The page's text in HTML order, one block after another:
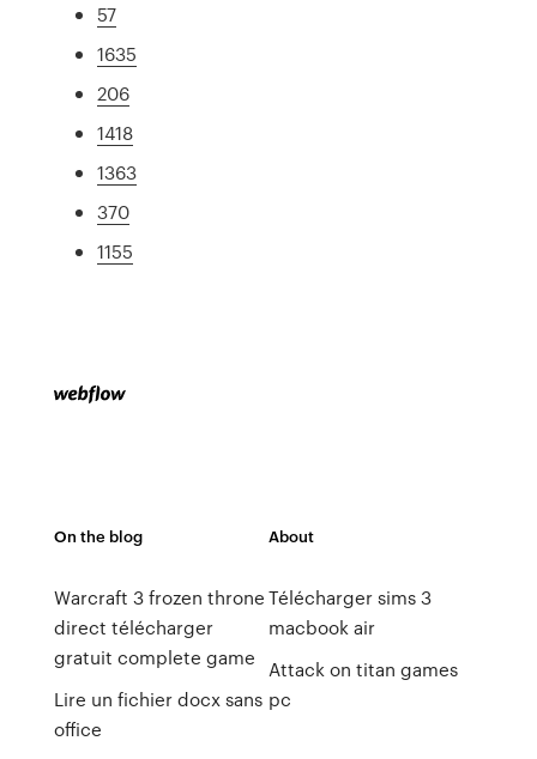
57
1635
206
1418
1363
370
1155
On the blog
Warcraft 3 frozen throne
direct télécharger
gratuit complete game
Lire un fichier docx sans
office
About
Télécharger sims 3
macbook air
Attack on titan games
pc